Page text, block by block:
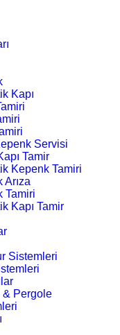
Kapı
Servisi
Tamir
Kepenk Tamiri
Tamiri
Kapı Tamir
Sistemleri
& Pergole